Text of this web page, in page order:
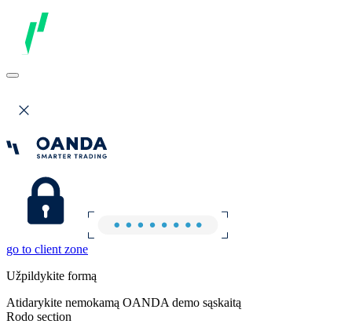
go to client zone
Užpildykite formą
Atidarykite nemokamą OANDA demo sąskaitą
Rodo section